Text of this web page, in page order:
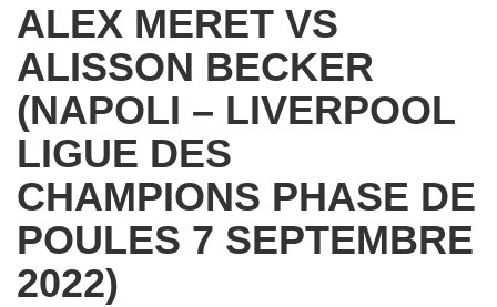
ALEX MERET VS
ALISSON BECKER
(NAPOLI – LIVERPOOL
LIGUE DES
CHAMPIONS PHASE DE
POULES 7 SEPTEMBRE
2022)